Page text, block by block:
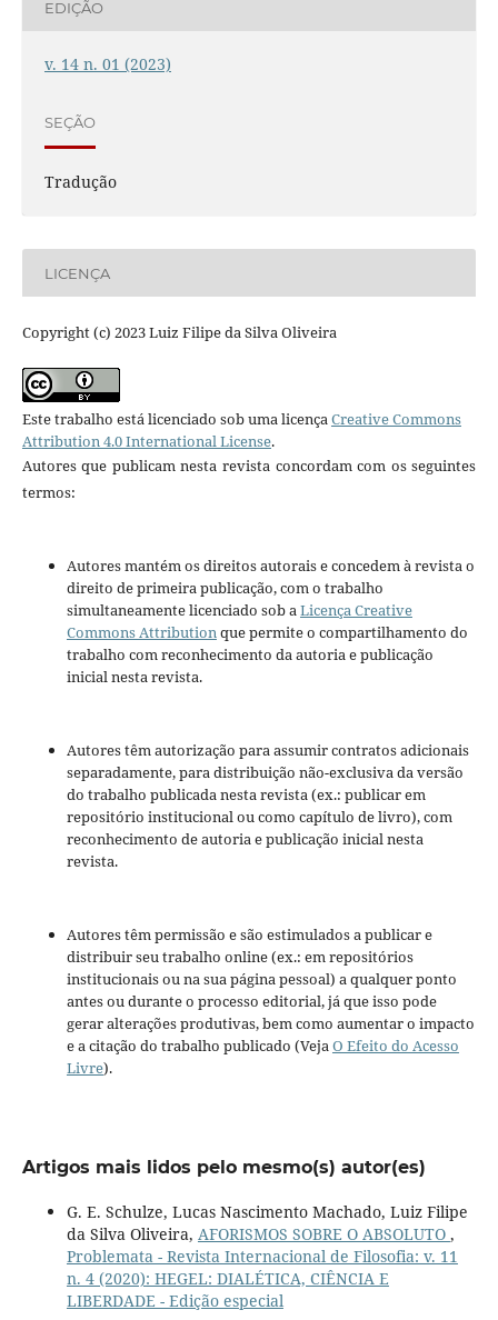
EDIÇÃO
v. 14 n. 01 (2023)
SEÇÃO
Tradução
LICENÇA
Copyright (c) 2023 Luiz Filipe da Silva Oliveira
Este trabalho está licenciado sob uma licençaCreative Commons
Attribution 4.0 International License.
Autores que publicam nesta revista concordam com os seguintes
termos:
Autores mantém os direitos autorais e concedem à revista o
direito de primeira publicação, com o trabalho
simultaneamente licenciado sob aLicença Creative
Commons Attributionque permite o compartilhamento do
trabalho com reconhecimento da autoria e publicação
inicial nesta revista.
Autores têm autorização para assumir contratos adicionais
separadamente, para distribuição não-exclusiva da versão
do trabalho publicada nesta revista (ex.: publicar em
repositório institucional ou como capítulo de livro), com
reconhecimento de autoria e publicação inicial nesta
revista.
Autores têm permissão e são estimulados a publicar e
distribuir seu trabalho online (ex.: em repositórios
institucionais ou na sua página pessoal) a qualquer ponto
antes ou durante o processo editorial, já que isso pode
gerar alterações produtivas, bem como aumentar o impacto
e a citação do trabalho publicado (VejaO Efeito do Acesso
Livre).
Artigos mais lidos pelo mesmo(s) autor(es)
G. E. Schulze, Lucas Nascimento Machado, Luiz Filipe
da Silva Oliveira, AFORISMOS SOBRE O ABSOLUTO ,
Problemata - Revista Internacional de Filosofia: v. 11
n. 4 (2020): HEGEL: DIALÉTICA, CIÊNCIA E
LIBERDADE - Edição especial